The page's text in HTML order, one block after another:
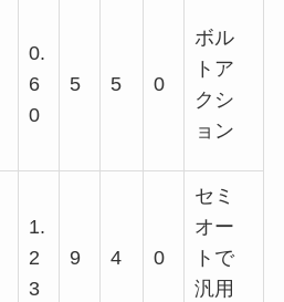
0.
6
0
5 5 0
ボル
トア
クシ
ョン
1.
2
3
9 4 0
セミ
オー
トで
汎用